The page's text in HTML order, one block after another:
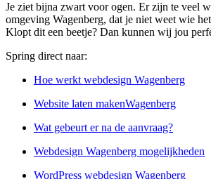
Je ziet bijna zwart voor ogen. Er zijn te veel
omgeving Wagenberg, dat je niet weet wie
Klopt dit een beetje? Dan kunnen wij jou
Spring direct naar:
Hoe werkt webdesign Wagenberg
Website laten makenWagenberg
Wat gebeurt er na de aanvraag?
Webdesign Wagenberg mogelijkheden
WordPress webdesign Wagenberg